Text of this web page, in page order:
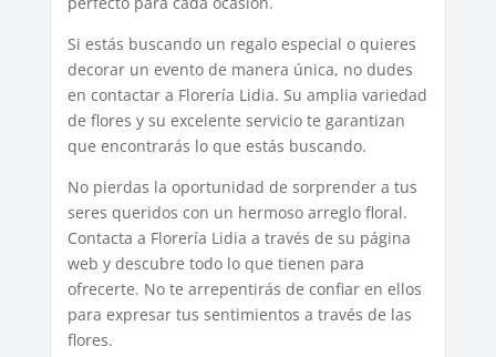
Si estás buscando un regalo especial o quieres
decorar un evento de manera única, no dudes
en contactar a Florería Lidia. Su amplia variedad
de flores y su excelente servicio te garantizan
que encontrarás lo que estás buscando.
No pierdas la oportunidad de sorprender a tus
seres queridos con un hermoso arreglo floral.
Contacta a Florería Lidia a través de su página
web y descubre todo lo que tienen para
ofrecerte. No te arrepentirás de confiar en ellos
para expresar tus sentimientos a través de las
flores.